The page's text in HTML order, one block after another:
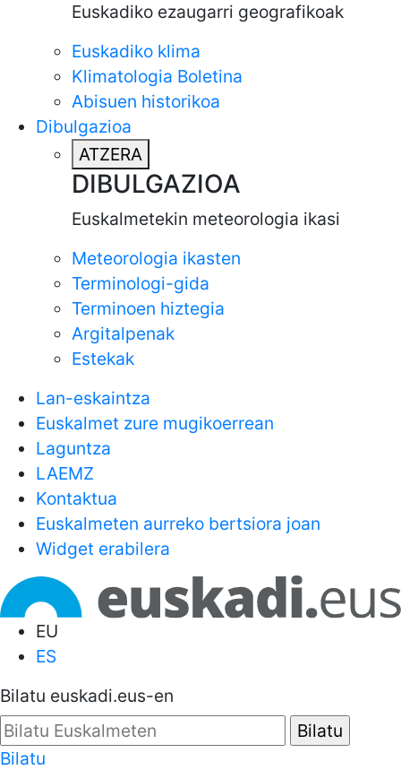
Euskadiko ezaugarri geografikoak
Euskadiko klima
Klimatologia Boletina
Abisuen historikoa
Dibulgazioa
ATZERA
DIBULGAZIOA
Euskalmetekin meteorologia ikasi
Meteorologia ikasten
Terminologi-gida
Terminoen hiztegia
Argitalpenak
Estekak
Lan-eskaintza
Euskalmet zure mugikoerrean
Laguntza
LAEMZ
Kontaktua
Euskalmeten aurreko bertsiora joan
Widget erabilera
EU
ES
Bilatu euskadi.eus-en
Bilatu